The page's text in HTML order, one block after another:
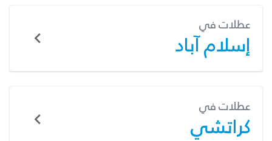
عطلات في
إسلام آباد
عطلات في
كراتشي